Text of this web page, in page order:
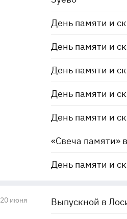
День памяти и
День памяти и
День памяти и
День памяти и
День памяти и
«Свеча памяти»
День памяти и
20 июня
Выпускной в